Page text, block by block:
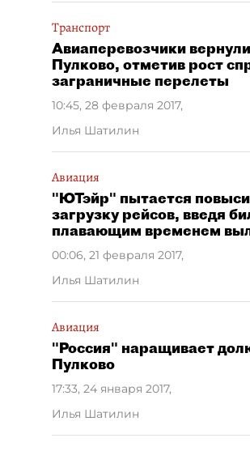
Транспорт
Авиаперевозчики
Пулково, отметив рост
заграничные перелеты
10:45, 28 февраля 2017,
Илья Шатилин
Авиация
"ЮТэйр" пытается
загрузку рейсов, введя
плавающим временем
00:06, 21 февраля 2017,
Илья Шатилин
Авиация
"Россия" наращивает
Пулково
17:33, 24 января 2017,
Илья Шатилин